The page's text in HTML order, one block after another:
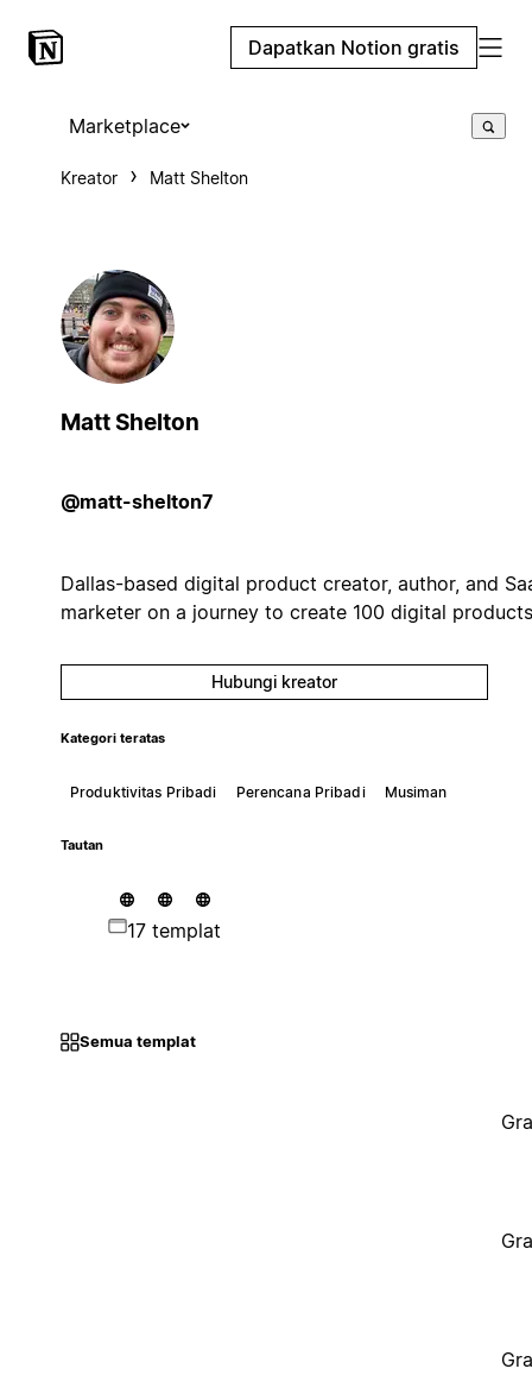
Dapatkan Notion gratis
Marketplace
Kreator Matt Shelton
Matt Shelton
@matt-shelton7
Dallas-based digital product creator, author, and
marketer on a journey to create 100 digital
Hubungi kreator
Kategori teratas
Produktivitas Pribadi Perencana Pribadi Musiman
Tautan
17 templat
Semua templat